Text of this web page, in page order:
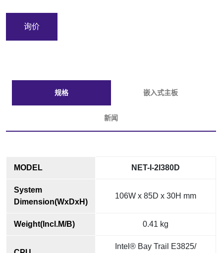
询价
规格 嵌入式主板
新闻
MODEL NET-I-2I380D
System
Dimension(WxDxH)
106W x 85D x 30H mm
Weight(Incl.M/B) 0.41 kg
Intel® Bay Trail E3825/